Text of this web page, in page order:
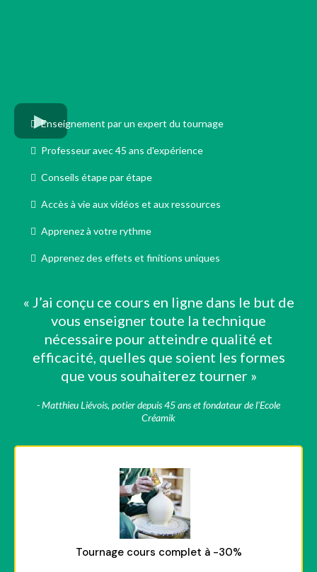
Enseignement par un expert du tournage
Professeur avec 45 ans d'expérience
Conseils étape par étape
Accès à vie aux vidéos et aux ressources
Apprenez à votre rythme
Apprenez des effets et finitions uniques
« J’ai conçu ce cours en ligne dans le but de
vous enseigner toute la technique
nécessaire pour atteindre qualité et
efficacité, quelles que soient les formes
que vous souhaiterez tourner »
- Matthieu Liévois, potier depuis 45 ans et fondateur de l'Ecole
Créamik
Tournage cours complet à -30%